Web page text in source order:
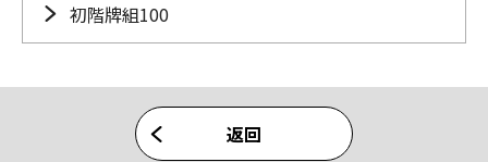
初階牌組100
返回